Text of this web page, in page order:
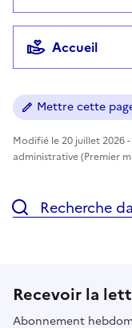
Accueil
Mettre cette
Modifié le 20 juillet 2026
administrative (Premier
Recherche
Recevoir la
Abonnement